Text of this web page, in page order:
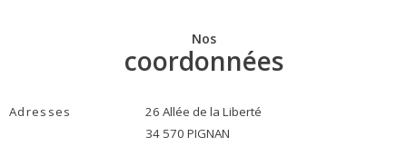
Nos
coordonnées
Adresses
26 Allée de la Liberté
34 570 PIGNAN